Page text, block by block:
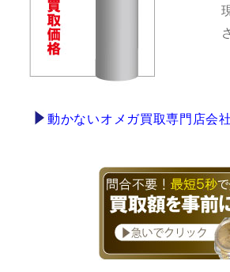
動かないオメガ買取専門店会